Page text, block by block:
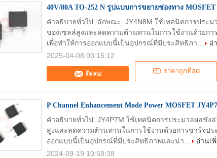
40V/80A TO-252 N รูปแบบการขยายช่องทาง MOSFET
ติดต่อ ราคาถูกที่สุด
คําอธิบายทั่วไป: ลักษณะ: JY4N8M ใช้เทคนิคการประ
ของเซลล์สูงและลดความต้านทานในการใช้งานด้วยก
เพื่อทําให้การออกแบบนี้เป็นอุปกรณ์ที่มีประสิทธิภา...
อ่
2025-04-08 03:15:12
P Channel Enhancement Mode Power MOSFET
คําอธิบายทั่วไป: JY4P7M ใช้เทคนิคการประมวลผลขั
สูงและลดความต้านทานในการใช้งานด้วยการชาร์จป
ออกแบบนี้เป็นอุปกรณ์ที่มีประสิทธิภาพและน่า...
อ่านเ
2024-09-19 10:58:38